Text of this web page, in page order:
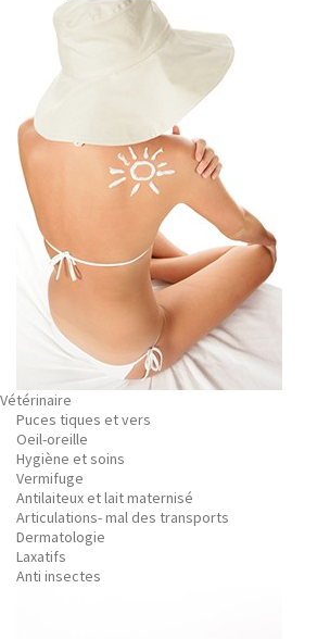
Vétérinaire
Puces tiques et vers
Oeil-oreille
Hygiène et soins
Vermifuge
Antilaiteux et lait maternisé
Articulations- mal des transports
Dermatologie
Laxatifs
Anti insectes